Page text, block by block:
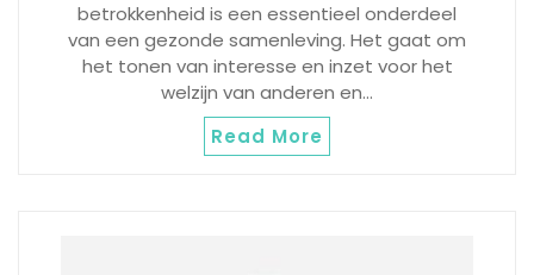
betrokkenheid is een essentieel onderdeel
van een gezonde samenleving. Het gaat om
het tonen van interesse en inzet voor het
welzijn van anderen en…
Read More